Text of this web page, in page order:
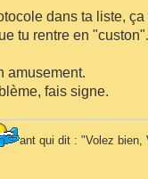
dans ta liste,
tu rentre en "custon".
amusement.
fais signe.
ant qui dit : "Volez bien,